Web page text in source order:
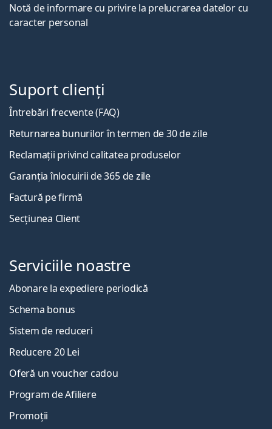
Notă de informare cu privire la prelucrarea datelor cu
caracter personal
Suport clienți
Întrebări frecvente (FAQ)
Returnarea bunurilor în termen de 30 de zile
Reclamații privind calitatea produselor
Garanția înlocuirii de 365 de zile
Factură pe firmă
Secțiunea Client
Serviciile noastre
Abonare la expediere periodică
Schema bonus
Sistem de reduceri
Reducere 20 Lei
Oferă un voucher cadou
Program de Afiliere
Promoții